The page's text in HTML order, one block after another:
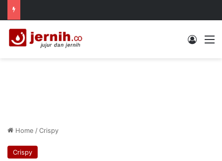
Log In
Home /Crispy
Crispy